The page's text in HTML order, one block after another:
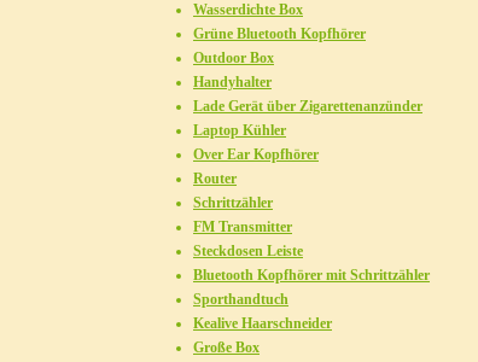
Wasserdichte Box
Grüne Bluetooth Kopfhörer
Outdoor Box
Handyhalter
Lade Gerät über Zigarettenanzünder
Laptop Kühler
Over Ear Kopfhörer
Router
Schrittzähler
FM Transmitter
Steckdosen Leiste
Bluetooth Kopfhörer mit Schrittzähler
Sporthandtuch
Kealive Haarschneider
Große Box